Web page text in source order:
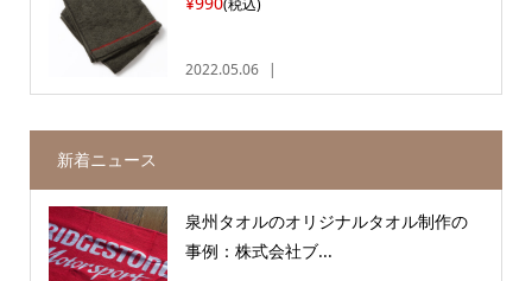
2022.05.06
新着ニュース
泉州タオルのオリジナルタオル制作の
事例：株式会社ブ...